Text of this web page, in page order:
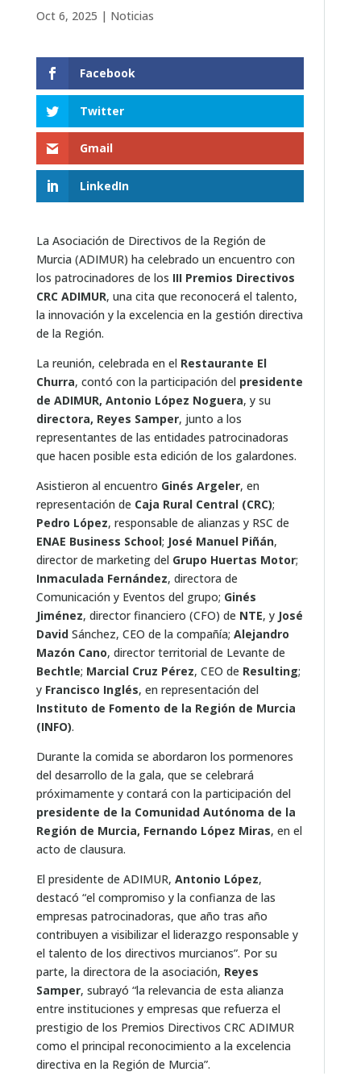
Oct 6, 2025 | Noticias
Facebook
Twitter
Gmail
LinkedIn
La Asociación de Directivos de la Región de
Murcia (ADIMUR) ha celebrado un encuentro con
los patrocinadores de los III Premios Directivos
CRC ADIMUR, una cita que reconocerá el talento,
la innovación y la excelencia en la gestión directiva
de la Región.
La reunión, celebrada en el Restaurante El
Churra, contó con la participación del presidente
de ADIMUR, Antonio López Noguera, y su
directora, Reyes Samper, junto a los
representantes de las entidades patrocinadoras
que hacen posible esta edición de los galardones.
Asistieron al encuentro Ginés Argeler, en
representación de Caja Rural Central (CRC);
Pedro López, responsable de alianzas y RSC de
ENAE Business School; José Manuel Piñán,
director de marketing del Grupo Huertas Motor;
Inmaculada Fernández, directora de
Comunicación y Eventos del grupo; Ginés
Jiménez, director financiero (CFO) de NTE, y José
David Sánchez, CEO de la compañía; Alejandro
Mazón Cano, director territorial de Levante de
Bechtle; Marcial Cruz Pérez, CEO de Resulting;
y Francisco Inglés, en representación del
Instituto de Fomento de la Región de Murcia
(INFO).
Durante la comida se abordaron los pormenores
del desarrollo de la gala, que se celebrará
próximamente y contará con la participación del
presidente de la Comunidad Autónoma de la
Región de Murcia, Fernando López Miras, en el
acto de clausura.
El presidente de ADIMUR, Antonio López,
destacó “el compromiso y la confianza de las
empresas patrocinadoras, que año tras año
contribuyen a visibilizar el liderazgo responsable y
el talento de los directivos murcianos”. Por su
parte, la directora de la asociación, Reyes
Samper, subrayó “la relevancia de esta alianza
entre instituciones y empresas que refuerza el
prestigio de los Premios Directivos CRC ADIMUR
como el principal reconocimiento a la excelencia
directiva en la Región de Murcia”.